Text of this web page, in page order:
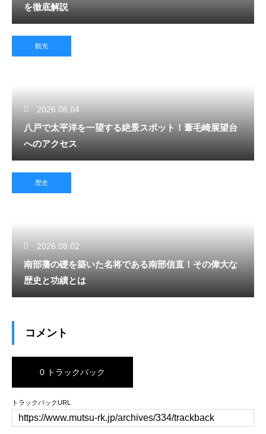
を徹底解説
観光
2026.08.04
八戸で太平洋を一望する絶景スポット！葦毛崎展望台
へのアクセス
歴史
2026.08.02
南部藩の礎を築いた名将である南部信直！その偉大な
歴史と功績とは
コメント
0 トラックバック
トラックバックURL